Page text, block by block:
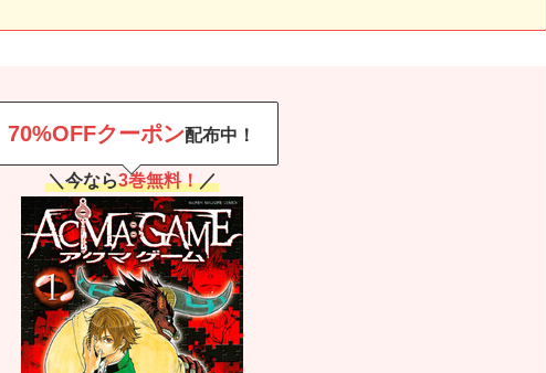
70%OFFクーポン配布中！
＼今なら3巻無料！／